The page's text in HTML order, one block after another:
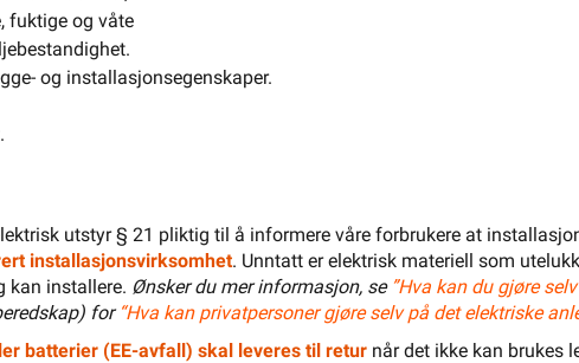
Din butikk
Kontakt
oss
Kampanjer
Verktøy Kabel & Ledning Energi
Mer Varemerker
fuktige og våte
og installasjonsegenskaper.
utstyr § 21 pliktig til å informere våre forbrukere at
installasjonsvirksomhet. Unntatt er elektrisk materiell som
kan installere. Ønsker du mer informasjon, se ”Hva kan du gjøre
for “Hva kan privatpersoner gjøre selv på det elektriske
batterier (EE-avfall) skal leveres til retur når det ikke kan brukes